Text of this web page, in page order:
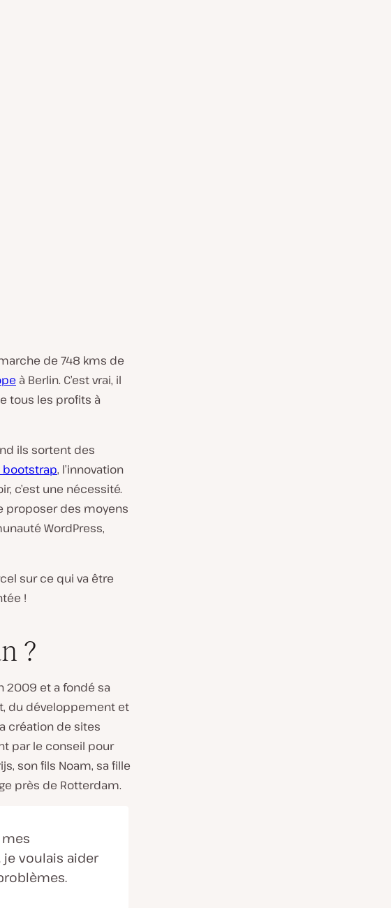
de 748 kms de
à Berlin. C’est vrai, il
tous les profits à
ils sortent des
, l’innovation
c’est une nécessité.
proposer des moyens
WordPress,
sur ce qui va être
!
?
2009 et a fondé sa
du développement et
création de sites
par le conseil pour
son fils Noam, sa fille
près de Rotterdam.
voulais aider